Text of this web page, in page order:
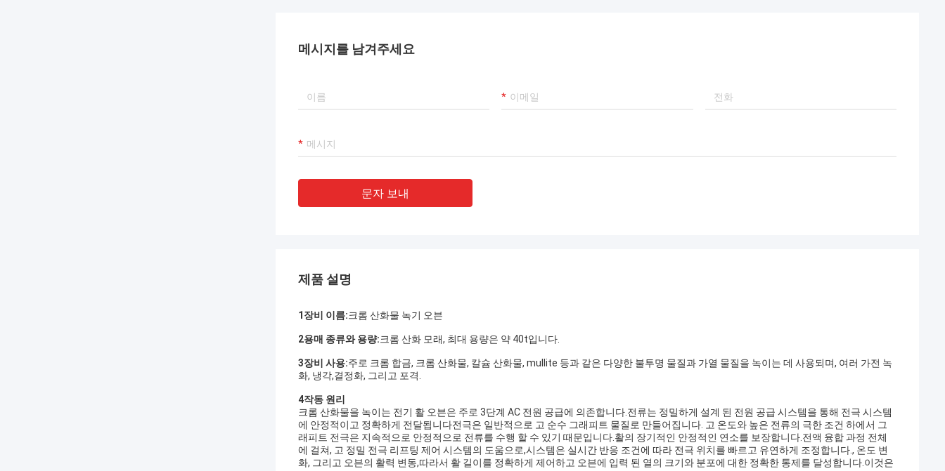
메시지를 남겨주세요
문자 보내
제품 설명
1장비 이름:크롬 산화물 녹기 오븐
2용매 종류와 용량:크롬 산화 모래, 최대 용량은 약 40t입니다.
3장비 사용:주로 크롬 합금, 크롬 산화물, 칼슘 산화물, mullite 등과 같은 다양한 불투명 물질과 가열 물질을 녹이는 데 사용되며, 여러 가전 녹
화, 냉각,결정화, 그리고 포격.
4작동 원리
크롬 산화물을 녹이는 전기 활 오븐은 주로 3단계 AC 전원 공급에 의존합니다.전류는 정밀하게 설계 된 전원 공급 시스템을 통해 전극 시스템
에 안정적이고 정확하게 전달됩니다전극은 일반적으로 고 순수 그래피트 물질로 만들어집니다. 고 온도와 높은 전류의 극한 조건 하에서 그
래피트 전극은 지속적으로 안정적으로 전류를 수행 할 수 있기 때문입니다.활의 장기적인 안정적인 연소를 보장합니다.전액 융합 과정 전체
에 걸쳐, 고 정밀 전극 리프팅 제어 시스템의 도움으로,시스템은 실시간 반응 조건에 따라 전극 위치를 빠르고 유연하게 조정합니다., 온도 변
화, 그리고 오븐의 활력 변동,따라서 활 길이를 정확하게 제어하고 오븐에 입력 된 열의 크기와 분포에 대한 정확한 통제를 달성합니다.이것은